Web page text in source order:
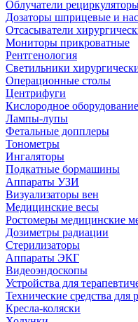
Облучатели
Дозаторы шприцевые и
Отсасыватели
Мониторы прикроватные
Рентгенология
Светильники
Операционные столы
Центрифуги
Кислородное оборудование
Лампы-лупы
Фетальные допплеры
Тонометры
Ингаляторы
Подкатные бормашины
Аппараты УЗИ
Визуализаторы вен
Медицинские весы
Ростомеры медицинские
Дозиметры радиации
Стерилизаторы
Аппараты ЭКГ
Видеоэндоскопы
Устройства для
Технические средства для
Кресла-коляски